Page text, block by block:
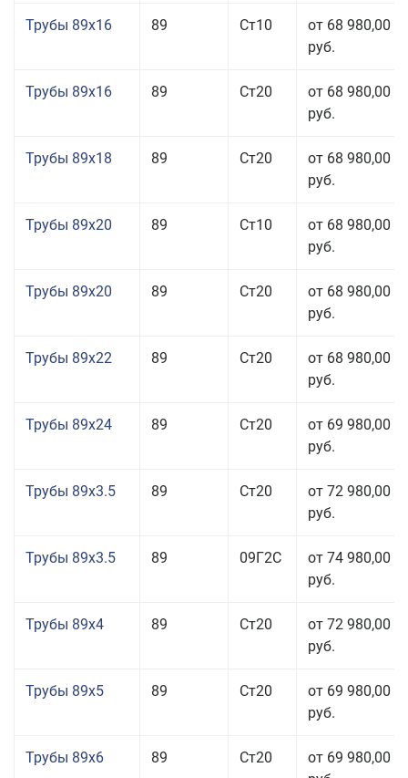
Трубы 89x16 89 Ст10
от 68 980,00
руб.
Трубы 89x16 89 Ст20
от 68 980,00
руб.
Трубы 89x18 89 Ст20
от 68 980,00
руб.
Трубы 89x20 89 Ст10
от 68 980,00
руб.
Трубы 89x20 89 Ст20
от 68 980,00
руб.
Трубы 89x22 89 Ст20
от 68 980,00
руб.
Трубы 89x24 89 Ст20
от 69 980,00
руб.
Трубы 89x3.5 89 Ст20
от 72 980,00
руб.
Трубы 89x3.5 89 09Г2С
от 74 980,00
руб.
Трубы 89x4 89 Ст20
от 72 980,00
руб.
Трубы 89x5 89 Ст20
от 69 980,00
руб.
Трубы 89x6 89 Ст20
от 69 980,00